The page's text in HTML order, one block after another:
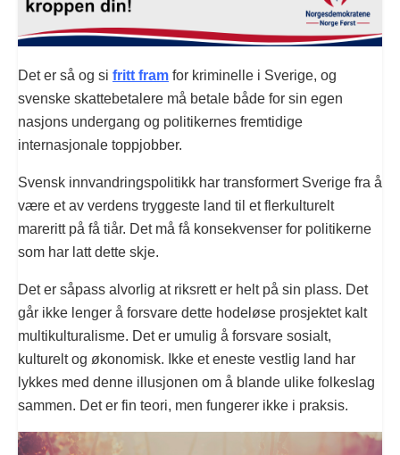
Det er så og si fritt fram for kriminelle i Sverige, og
svenske skattebetalere må betale både for sin egen
nasjons undergang og politikernes fremtidige
internasjonale toppjobber.
Svensk innvandringspolitikk har transformert Sverige fra å
være et av verdens tryggeste land til et flerkulturelt
mareritt på få tiår. Det må få konsekvenser for politikerne
som har latt dette skje.
Det er såpass alvorlig at riksrett er helt på sin plass. Det
går ikke lenger å forsvare dette hodeløse prosjektet kalt
multikulturalisme. Det er umulig å forsvare sosialt,
kulturelt og økonomisk. Ikke et eneste vestlig land har
lykkes med denne illusjonen om å blande ulike folkeslag
sammen. Det er fin teori, men fungerer ikke i praksis.